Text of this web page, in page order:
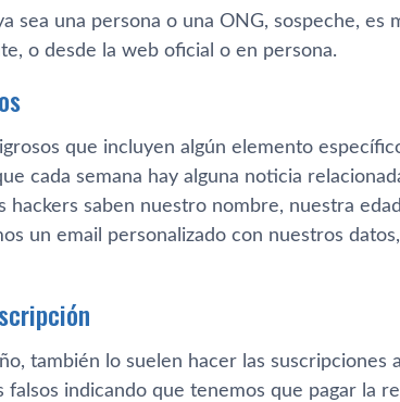
sea una persona o una ONG, sospeche, es
o desde la web oficial o en persona.
que incluyen algún elemento
cada semana hay alguna noticia
hackers saben nuestro nombre, nuestra
un email personalizado con nuestros
también lo suelen hacer las suscripciones
indicando que tenemos que pagar la